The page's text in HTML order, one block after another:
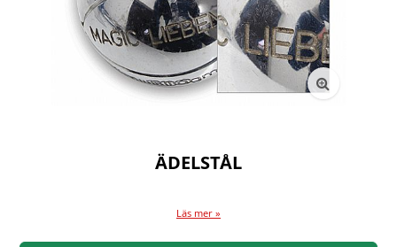
ÄDELSTÅL
Läs mer »